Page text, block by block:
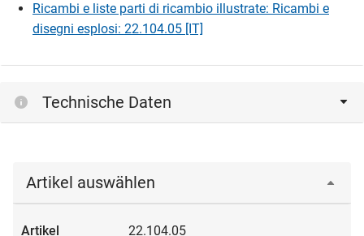
Ricambi e liste parti di ricambio illustrate: Ricambi e
disegni esplosi: 22.104.05 [IT]
Technische Daten
Artikel auswählen
22.104.05